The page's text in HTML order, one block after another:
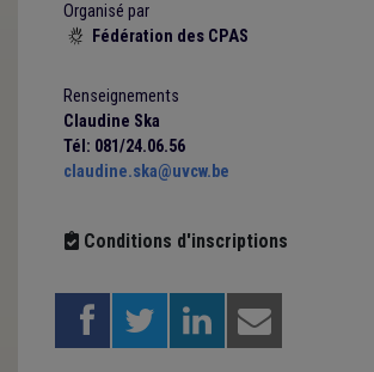
Organisé par
 Fédération des CPAS
Renseignements
Claudine Ska
Tél: 081/24.06.56
claudine.ska@uvcw.be
Conditions d'inscriptions